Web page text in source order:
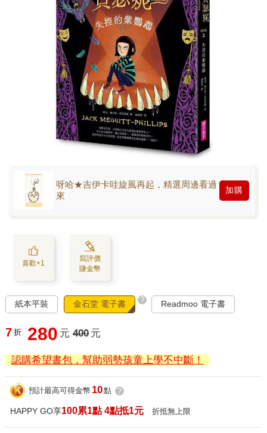
呀哈★吉伊卡哇旋風再起，精選周邊看過
來
加購
喜歡+1
寫評價
賺金幣
紙本平裝 金石堂 電子書 ? Readmoo 電子書
7 折 280 元 400 元
認購希望書包，幫助弱勢孩童上學不中斷！
預計最高可得金幣 10點 ?
HAPPY GO享100累1點 4點抵1元 折抵無上限